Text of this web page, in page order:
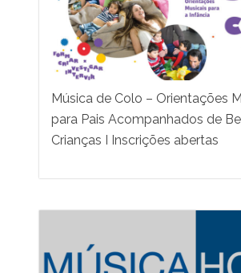
Música de Colo – Orientações
para Pais Acompanhados de
Crianças I Inscrições abertas